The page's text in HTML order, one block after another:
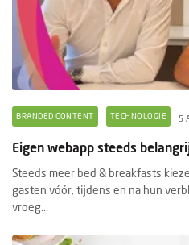
BRANDED CONTENT TECHNOLOGIE 5
Eigen webapp steeds
Steeds meer bed & breakfasts
gasten vóór, tijdens en na hun
vroeg...